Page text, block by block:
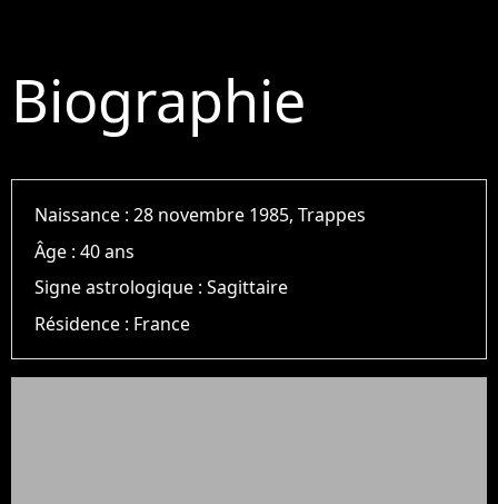
Biographie
Naissance :28 novembre 1985, Trappes
Âge :40 ans
Signe astrologique :Sagittaire
Résidence : France